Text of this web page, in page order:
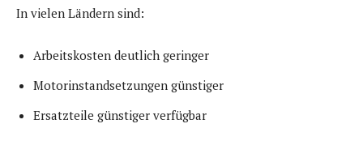
In vielen Ländern sind:
Arbeitskosten deutlich geringer
Motorinstandsetzungen günstiger
Ersatzteile günstiger verfügbar